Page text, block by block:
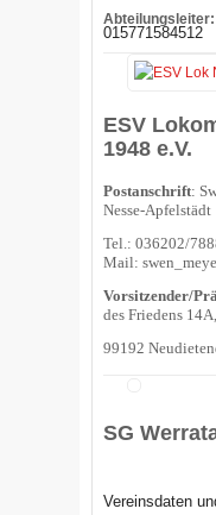
Abteilungsleiter:
015771584512
ESV
1948 e.V.
Postanschrift:
Nesse-Apfelstädt
Tel.: 036202/
Mail:
Vorsitzender/
des Friedens 14A,
99192
SG
Vereinsdaten